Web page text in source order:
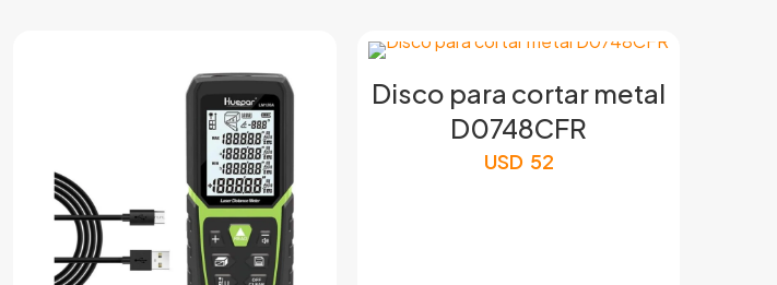
Disco para cortar metal
D0748CFR
USD 52